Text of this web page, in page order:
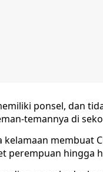
ponsel, dan
temannya di
kelamaan membuat
perempuan hingga